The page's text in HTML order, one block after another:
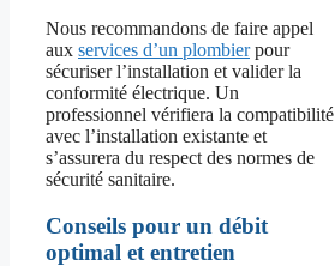
Nous recommandons de faire appel
aux services d’un plombierpour
sécuriser l’installation et valider la
conformité électrique. Un
professionnel vérifiera la compatibilité
avec l’installation existante et
s’assurera du respect des normes de
sécurité sanitaire.
Conseils pour un débit
optimal et entretien